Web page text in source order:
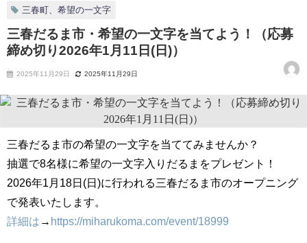
三春町、希望の一文字
三春だるま市・希望の一文字を当てよう！（応募
締め切り2026年1月11日(日)）
2025年11月29日 2025年11月29日
三春だるま市の希望の一文字を当ててみませんか？
抽選で8名様に希望の一文字入りだるまをプレゼント！
2026年1月18日(日)に行われる三春だるま市のオープニング
で発表いたします。
詳細は → https://miharukoma.com/event/18999